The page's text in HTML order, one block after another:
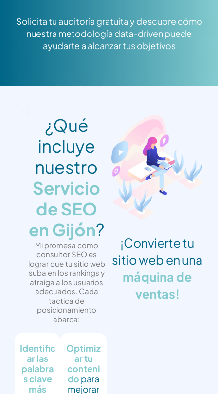
Solicita tu auditoría gratuita y descubre cómo
nuestra metodología data-driven puede
ayudarte a alcanzar tus objetivos
¿Qué
incluye
nuestro
Servicio
de SEO
en Gijón?
Mi promesa como
consultor SEO es
lograr que tu sitio web
suba en los rankings y
atraiga a los usuarios
adecuados. Cada
táctica de
posicionamiento
abarca:
Identific
ar las
palabra
s clave
más
Optimiz
ar tu
conteni
do para
mejorar
¡Convierte tu
sitio web en una
máquina de
ventas!